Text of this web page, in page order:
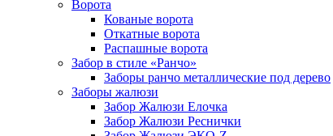
Ворота
Кованые ворота
Откатные ворота
Распашные ворота
Забор в стиле «Ранчо»
Заборы ранчо металлические под дерево
Заборы жалюзи
Забор Жалюзи Елочка
Забор Жалюзи Реснички